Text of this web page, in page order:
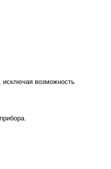
исключая возможность